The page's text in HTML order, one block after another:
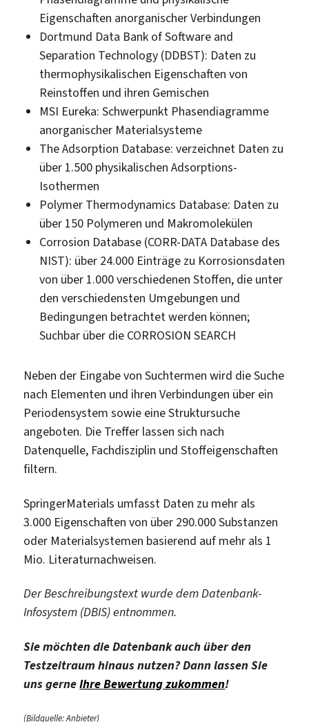
Eigenschaften anorganischer Verbindungen
Dortmund Data Bank of Software and
Separation Technology (DDBST): Daten zu
thermophysikalischen Eigenschaften von
Reinstoffen und ihren Gemischen
MSI Eureka: Schwerpunkt Phasendiagramme
anorganischer Materialsysteme
The Adsorption Database: verzeichnet Daten zu
über 1.500 physikalischen Adsorptions-
Isothermen
Polymer Thermodynamics Database: Daten zu
über 150 Polymeren und Makromolekülen
Corrosion Database (CORR-DATA Database des
NIST): über 24.000 Einträge zu Korrosionsdaten
von über 1.000 verschiedenen Stoffen, die unter
den verschiedensten Umgebungen und
Bedingungen betrachtet werden können;
Suchbar über die CORROSION SEARCH
Neben der Eingabe von Suchtermen wird die Suche
nach Elementen und ihren Verbindungen über ein
Periodensystem sowie eine Struktursuche
angeboten. Die Treffer lassen sich nach
Datenquelle, Fachdisziplin und Stoffeigenschaften
filtern.
SpringerMaterials umfasst Daten zu mehr als
3.000 Eigenschaften von über 290.000 Substanzen
oder Materialsystemen basierend auf mehr als 1
Mio. Literaturnachweisen.
Der Beschreibungstext wurde dem Datenbank-
Infosystem (DBIS) entnommen.
Sie möchten die Datenbank auch über den
Testzeitraum hinaus nutzen? Dann lassen Sie
uns gerneIhre Bewertung zukommen!
(Bildquelle: Anbieter)